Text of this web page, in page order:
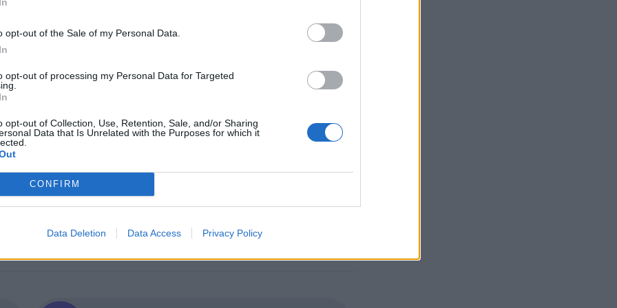
opt-out of the Sale of my Personal Data.
opt-out of processing my Personal Data for Targeted
opt-out of Collection, Use, Retention, Sale, and/or Sharing
Data that Is Unrelated with the Purposes for which it
CONFIRM
Data Deletion Data Access Privacy Policy
и интензивната конкуренция от Китай
в Европа. Стратегията на компанията да разчита на
я предпази в голяма степен от натиска, пред
спад в търсенето на луксозни марки, през
от 25%, докато глобалната инфлация продължава
НОВИНИ »